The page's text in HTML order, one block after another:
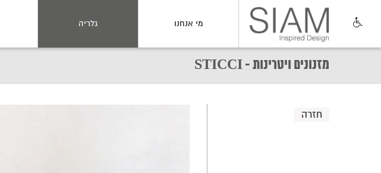
מי אנחנו גלריה
מזנונים ויטרינות - STICCI
חזרה